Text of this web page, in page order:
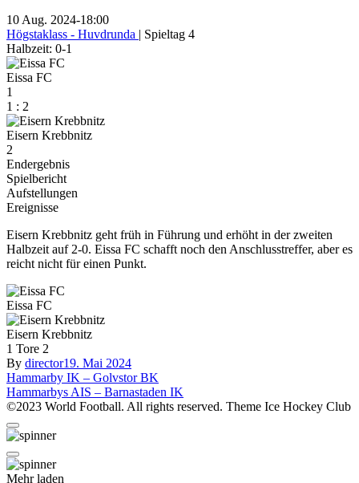
10 Aug. 2024-18:00
Högstaklass - Huvdrunda | Spieltag 4
Halbzeit: 0-1
Eissa FC
1
1 : 2
Eisern Krebbnitz
2
Endergebnis
Spielbericht
Aufstellungen
Ereignisse
Eisern Krebbnitz geht früh in Führung und erhöht in der zweiten
Halbzeit auf 2-0. Eissa FC schafft noch den Anschlusstreffer, aber es
reicht nicht für einen Punkt.
Eissa FC
Eisern Krebbnitz
1 Tore 2
By director19. Mai 2024
Beitragsnavigation
Hammarby IK – Golvstor BK
Hammarbys AIS – Barnastaden IK
©2023 World Football. All rights reserved. Theme Ice Hockey Club
Mehr laden